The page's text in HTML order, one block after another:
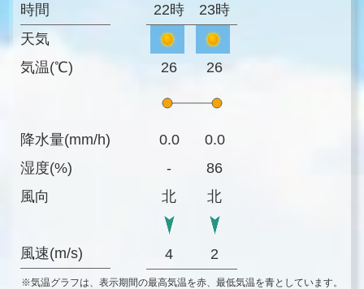
時間
天気
気温(℃)
降水量(mm/h)
湿度(%)
風向
風速(m/s)
22時 23時
26 26
0.0
0.0
-
86
北
北
4 2
※気温グラフは、表示期間の最高気温を赤、最低気温を青としています。